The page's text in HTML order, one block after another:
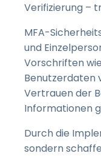
Verifizierung –
MFA-
und
Vorschriften wie
Benutzerdaten
Vertrauen der
Informationen
Durch die
sondern